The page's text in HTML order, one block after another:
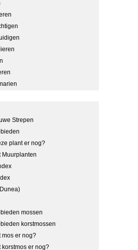
Strepen
plant er nog?
Muurplanten
mossen
korstmossen
mos er nog?
korstmos er nog?